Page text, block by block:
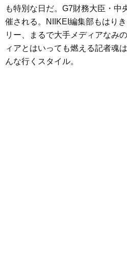
も特別な日だ。G7財務大臣・中
催される。NIIKEI編集部もはり
リー、まるで大手メディアなみ
ィアとはいっても燃える記者魂
んな行くスタイル。